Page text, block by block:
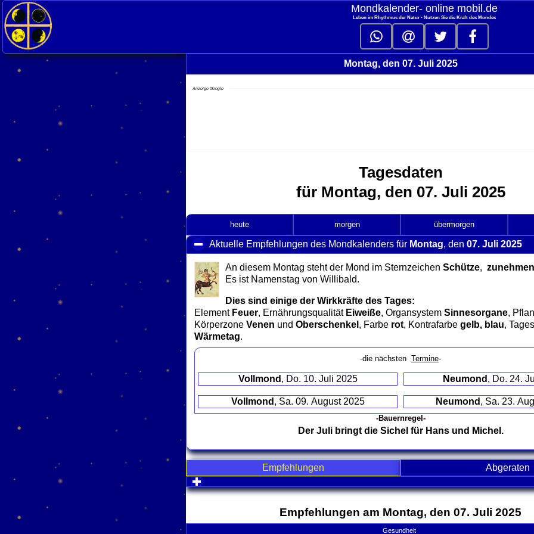
Mondkalender‑ online mobil.de
Leben im Rhythmus der Natur - Nutzen Sie die Kraft des Mondes
Montag, den 07. Juli 2025
Anzeige Google
Tagesdaten
für Montag, den 07. Juli 2025
heute morgen übermorgen
Aktuelle Empfehlungen des Mondkalenders für Montag, den07. Juli 2025
to
An diesem Montag steht der Mond im Sternzeichen Schütze,
Es ist Namenstag von Willibald.
Dies sind einige der Wirkkräfte des Tages:
Element Feuer, Ernährungsqualität Eiweiße, Organsystem Sinnesorgane,
Körperzone Venen und Oberschenkel , Farbe rot, Kontrafarbe gelb, blau,
Wärmetag.
-die nächsten Termine-
Vollmond , Do. 10. Juli 2025 Neumond , Do. 24.
Vollmond , Sa. 09. August 2025 Neumond , Sa. 23.
-Bauernregel-
Der Juli bringt die Sichel für Hans und Michel.
Empfehlungen
Abgeraten
click to expand contents
Empfehlungen am Montag, den 07. Juli 2025
Gesundheit